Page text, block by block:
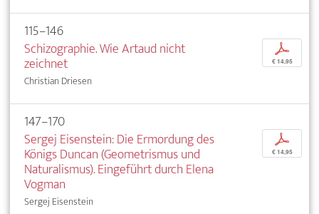
115–146
Schizographie. Wie Artaud nicht
zeichnet
Christian Driesen
p
€ 14,95
147–170
Sergej Eisenstein: Die Ermordung des
Königs Duncan (Geometrismus und
Naturalismus). Eingeführt durch Elena
Vogman
Sergej Eisenstein
p
€ 14,95